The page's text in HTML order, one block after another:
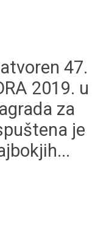
47.
2019. u
za
je